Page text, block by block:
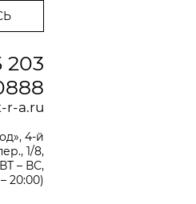
203
r-a.ru
4-й
1/8,
– ВС,
20:00)